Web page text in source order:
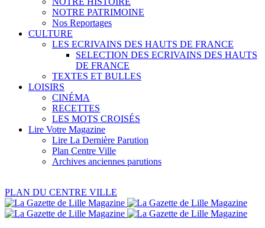
NOTRE PATRIMOINE
Nos Reportages
CULTURE
LES ECRIVAINS DES HAUTS DE FRANCE
SELECTION DES ECRIVAINS DES HAUTS
DE FRANCE
TEXTES ET BULLES
LOISIRS
CINÉMA
RECETTES
LES MOTS CROISÉS
Lire Votre Magazine
Lire La Dernière Parution
Plan Centre Ville
Archives anciennes parutions
PLAN DU CENTRE VILLE